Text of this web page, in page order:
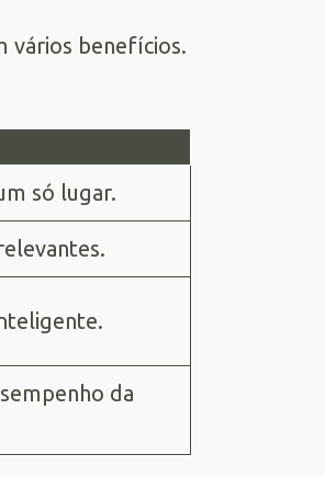
vários benefícios.
só lugar.
da